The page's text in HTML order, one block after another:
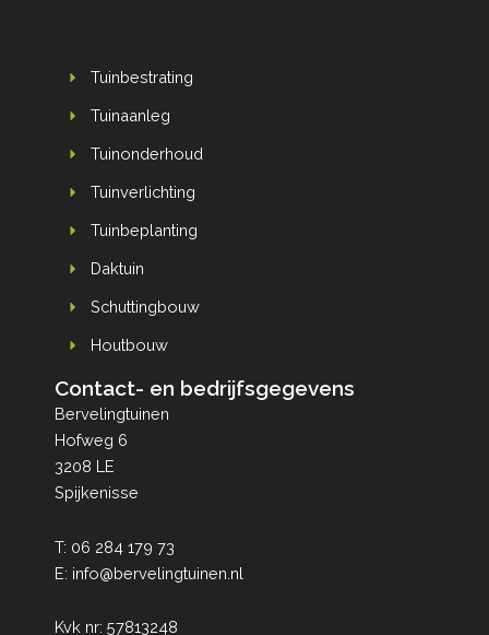
Tuinbestrating
Tuinaanleg
Tuinonderhoud
Tuinverlichting
Tuinbeplanting
Daktuin
Schuttingbouw
Houtbouw
Contact- en bedrijfsgegevens
Bervelingtuinen
Hofweg 6
3208 LE
Spijkenisse
T: 06 284 179 73
E: info@bervelingtuinen.nl
Kvk nr: 57813248